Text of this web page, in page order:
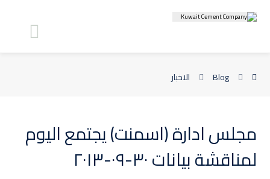
Blog الاخبار
مجلس ادارة (اسمنت) يجتمع اليوم
لمناقشة بيانات ٣٠-٠٩-٢٠١٣